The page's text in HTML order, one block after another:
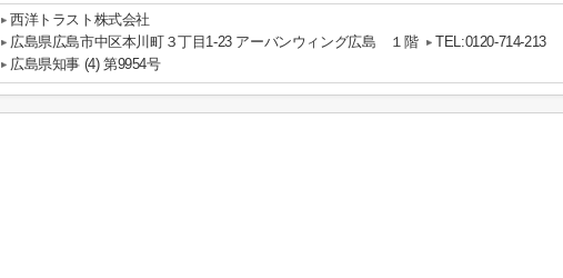
西洋トラスト株式会社
広島県広島市中区本川町３丁目1-23 アーバンウィング広島 １階
TEL:0120-714-213
広島県知事 (4) 第9954号